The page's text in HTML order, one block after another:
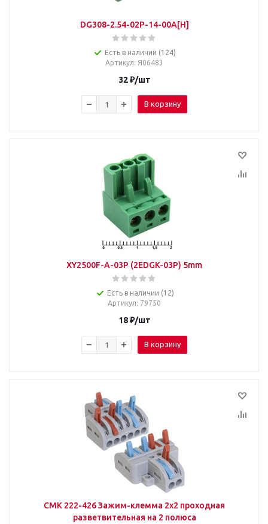
DG308-2.54-02P-14-00A[H]
Есть в наличии (124)
Артикул: Я06483
32₽/шт
В корзину
XY2500F-A-03P (2EDGK-03P) 5mm
Есть в наличии (12)
Артикул: 79750
18₽/шт
В корзину
CMK 222-426 Зажим-клемма 2х2 проходная
разветвительная на 2 полюса